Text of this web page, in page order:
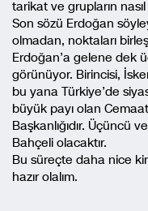
tarikat ve grupların
Son sözü Erdoğan
olmadan, noktaları
Erdoğan’a gelene dek
görünüyor. Birincisi,
bu yana Türkiye’de
büyük payı olan
Başkanlığıdır. Üçüncü
Bahçeli olacaktır.
Bu süreçte daha nice
hazır olalım.